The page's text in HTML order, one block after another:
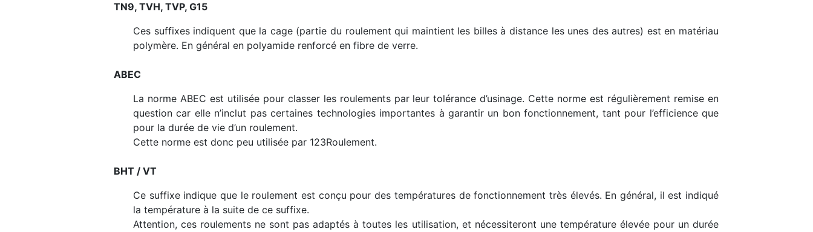
TN9, TVH, TVP, G15
Ces suffixes indiquent que la cage (partie du roulement qui maintient les billes à distance les unes des autres) est en matériau
polymère. En général en polyamide renforcé en fibre de verre.
ABEC
La norme ABEC est utilisée pour classer les roulements par leur tolérance d’usinage. Cette norme est régulièrement remise en
question car elle n’inclut pas certaines technologies importantes à garantir un bon fonctionnement, tant pour l’efficience que
pour la durée de vie d’un roulement.
Cette norme est donc peu utilisée par 123Roulement.
BHT / VT
Ce suffixe indique que le roulement est conçu pour des températures de fonctionnement très élevés. En général, il est indiqué
la température à la suite de ce suffixe.
Attention, ces roulements ne sont pas adaptés à toutes les utilisation, et nécessiteront une température élevée pour un durée